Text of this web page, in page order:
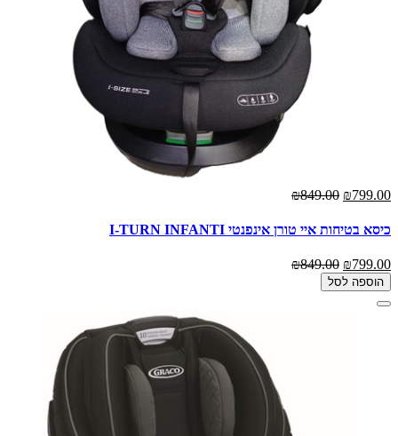
₪799.00
₪849.00
כיסא בטיחות איי טורן אינפנטי I-TURN INFANTI
₪799.00
₪849.00
הוספה לסל